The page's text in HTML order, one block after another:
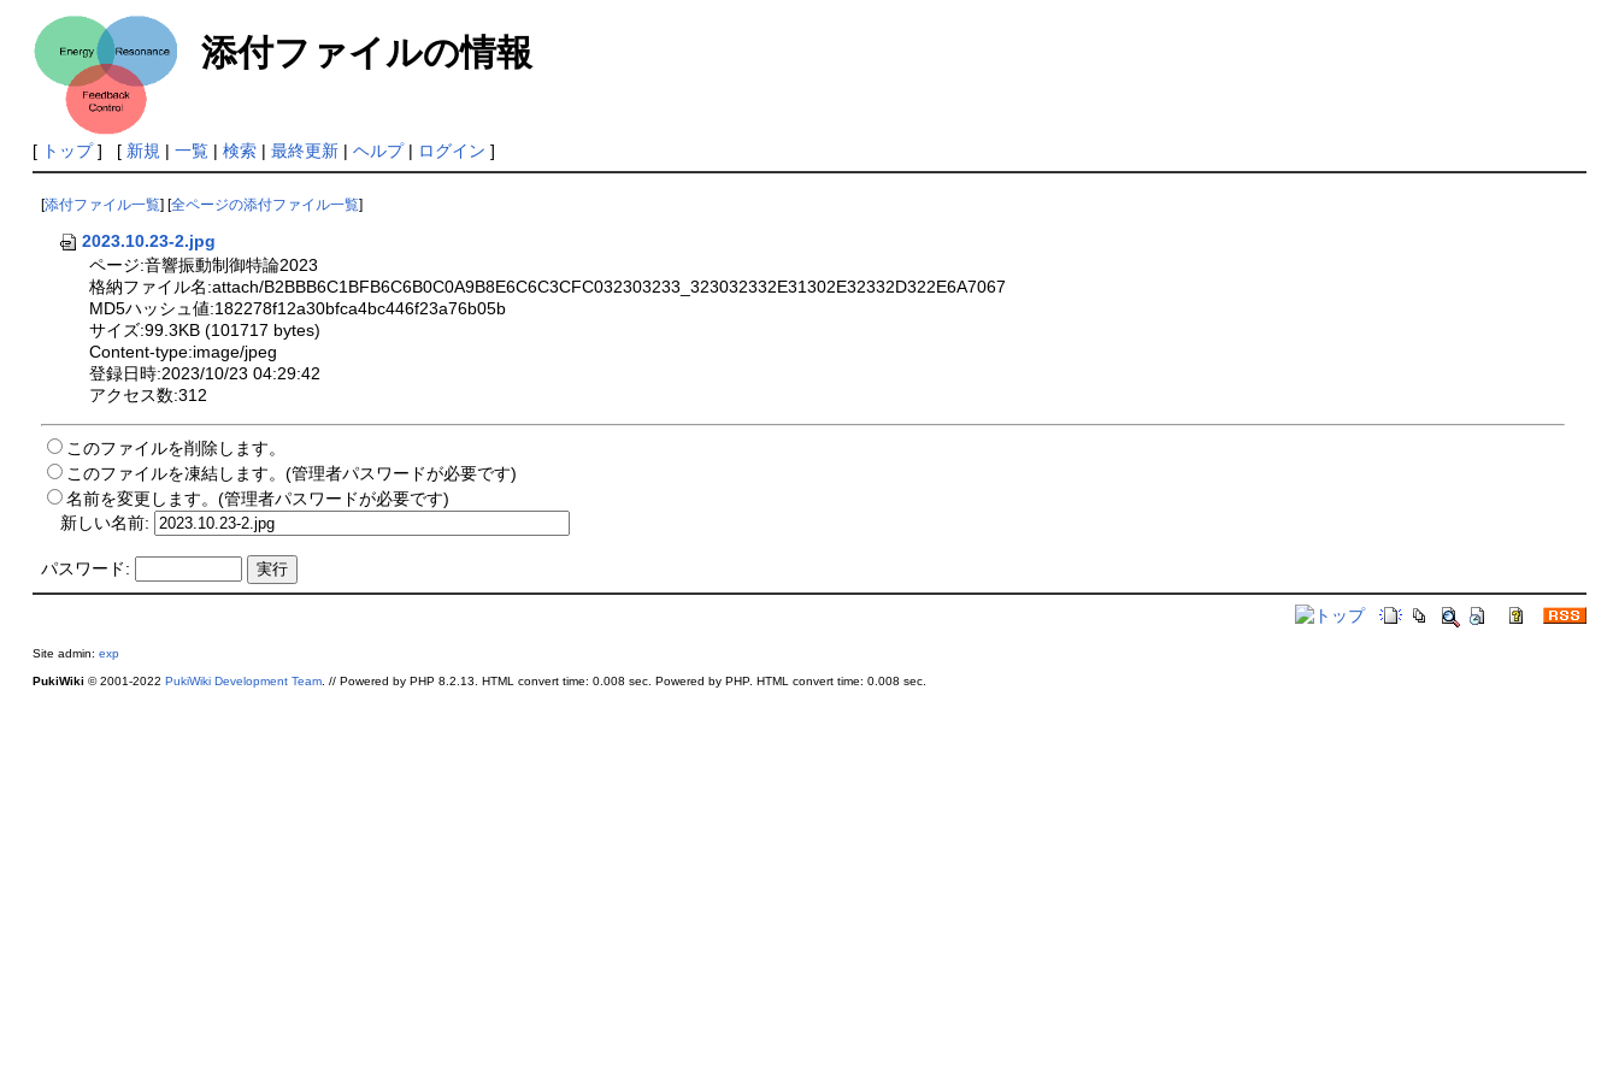
添付ファイルの情報
[ トップ] [ 新規 | 一覧| 検索| 最終更新| ヘルプ| ログイン ]
[添付ファイル一覧] [全ページの添付ファイル一覧]
2023.10.23-2.jpg
ページ:音響振動制御特論2023
格納ファイル名:attach/B2BBB6C1BFB6C6B0C0A9B8E6C6C3CFC032303233_323032332E31302E32332D322E6A7067
MD5ハッシュ値:182278f12a30bfca4bc446f23a76b05b
サイズ:99.3KB (101717 bytes)
Content-type:image/jpeg
登録日時:2023/10/23 04:29:42
アクセス数:312
このファイルを削除します。
このファイルを凍結します。(管理者パスワードが必要です)
名前を変更します。(管理者パスワードが必要です)
新しい名前:
パスワード:
Site admin: exp
PukiWiki © 2001-2022 PukiWiki Development Team. // Powered by PHP 8.2.13. HTML convert time: 0.008 sec. Powered by PHP. HTML convert time: 0.008 sec.